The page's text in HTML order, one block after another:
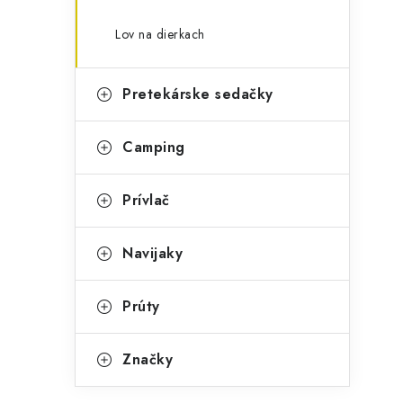
Lov na dierkach
Pretekárske sedačky
Camping
Prívlač
Navijaky
Prúty
Značky